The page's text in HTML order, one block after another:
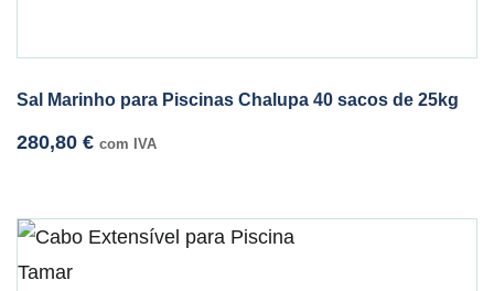
Sal Marinho para Piscinas Chalupa 40 sacos de 25kg
280,80 € com IVA